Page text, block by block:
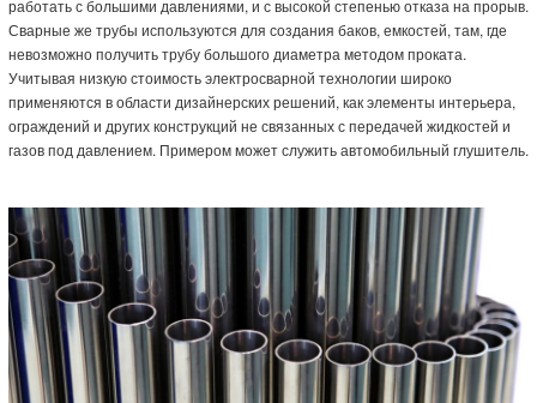
работать с большими давлениями, и с высокой степенью отказа на прорыв.
Сварные же трубы используются для создания баков, емкостей, там, где
невозможно получить трубу большого диаметра методом проката.
Учитывая низкую стоимость электросварной технологии широко
применяются в области дизайнерских решений, как элементы интерьера,
ограждений и других конструкций не связанных с передачей жидкостей и
газов под давлением. Примером может служить автомобильный глушитель.